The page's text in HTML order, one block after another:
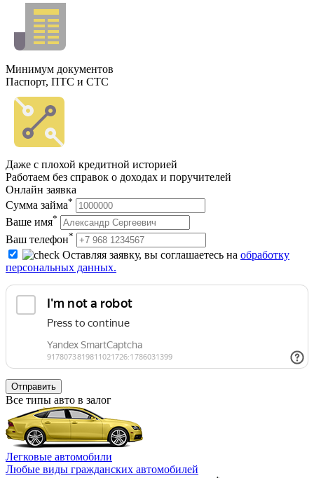
Минимум документов
Паспорт, ПТС и СТС
Даже с плохой кредитной историей
Работаем без справок о доходах и поручителей
Онлайн заявка
Сумма займа*
Ваше имя*
Ваш телефон*
Оставляя заявку, вы соглашаетесь на обработку
персональных данных.
Отправить
Все типы авто в залог
Легковые автомобили
Любые виды гражданских автомобилей